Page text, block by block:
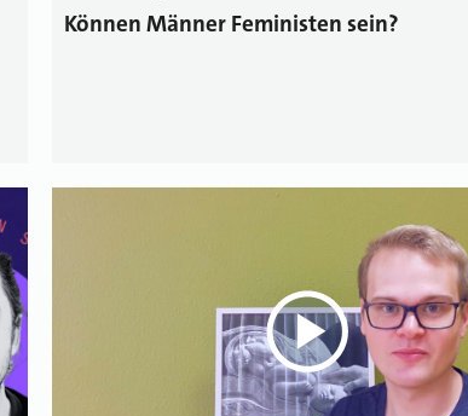
Können Männer Feministen sein?